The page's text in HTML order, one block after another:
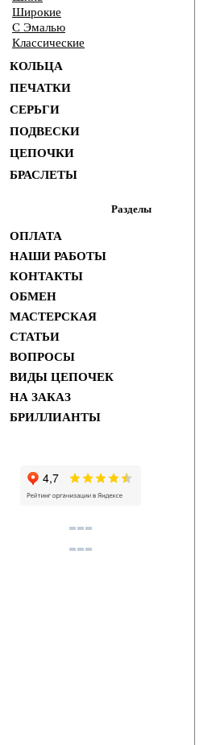
Широкие
С Эмалью
Классические
КОЛЬЦА
ПЕЧАТКИ
СЕРЬГИ
ПОДВЕСКИ
ЦЕПОЧКИ
БРАСЛЕТЫ
Разделы
ОПЛАТА
НАШИ РАБОТЫ
КОНТАКТЫ
ОБМЕН
МАСТЕРСКАЯ
СТАТЬИ
ВОПРОСЫ
ВИДЫ ЦЕПОЧЕК
НА ЗАКАЗ
БРИЛЛИАНТЫ